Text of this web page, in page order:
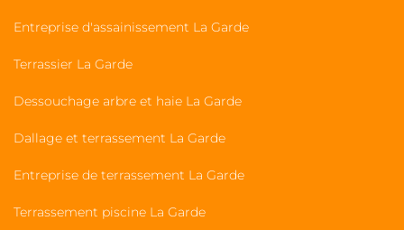
Entreprise d'assainissement La Garde
Terrassier La Garde
Dessouchage arbre et haie La Garde
Dallage et terrassement La Garde
Entreprise de terrassement La Garde
Terrassement piscine La Garde